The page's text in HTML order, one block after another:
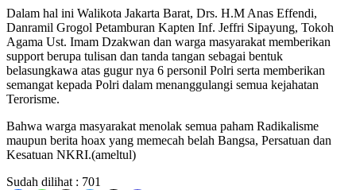
Dalam hal ini Walikota Jakarta Barat, Drs. H.M Anas Effendi,
Danramil Grogol Petamburan Kapten Inf. Jeffri Sipayung, Tokoh
Agama Ust. Imam Dzakwan dan warga masyarakat memberikan
support berupa tulisan dan tanda tangan sebagai bentuk
belasungkawa atas gugur nya 6 personil Polri serta memberikan
semangat kepada Polri dalam menanggulangi semua kejahatan
Terorisme.
Bahwa warga masyarakat menolak semua paham Radikalisme
maupun berita hoax yang memecah belah Bangsa, Persatuan dan
Kesatuan NKRI.(ameltul)
Sudah dilihat : 701